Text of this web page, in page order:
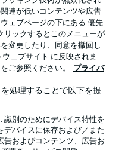
優先設定を管理する
放送局
選手
連が低いコンテンツや広告
ェブページの下にある 優先
リックするとこのメニューが
変更したり、同意を撤回し
ェブサイト に反映されま
ご参照ください。
プライバ
処理することで以下を提
識別のためにデバイス特性を
デバイスに保存および／また
告およびコンテンツ、広告お